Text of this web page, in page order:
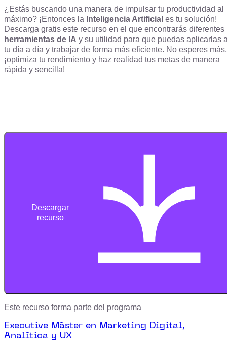
¿Estás buscando una manera de impulsar tu productividad al
máximo? ¡Entonces la Inteligencia Artificial es tu solución!
Descarga gratis este recurso en el que encontrarás diferentes
herramientas de IA y su utilidad para que puedas aplicarlas
tu día a día y trabajar de forma más eficiente. No esperes más,
¡optimiza tu rendimiento y haz realidad tus metas de manera
rápida y sencilla!
Descargar
recurso
Este recurso forma parte del programa
Executive Máster en Marketing Digital,
Analítica y UX